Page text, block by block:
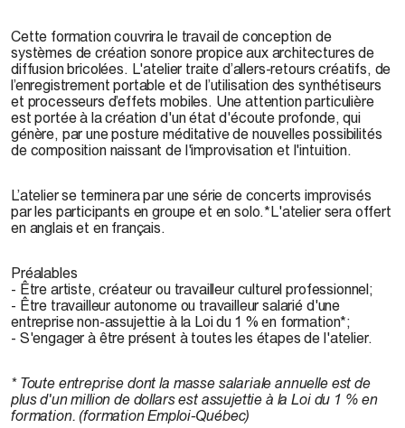
Cette formation couvrira le travail de conception de
systèmes de création sonore propice aux architectures de
diffusion bricolées. L'atelier traite d’allers-retours créatifs, de
l’enregistrement portable et de l’utilisation des synthétiseurs
et processeurs d’effets mobiles. Une attention particulière
est portée à la création d'un état d'écoute profonde, qui
génère, par une posture méditative de nouvelles possibilités
de composition naissant de l'improvisation et l'intuition.
L’atelier se terminera par une série de concerts improvisés
par les participants en groupe et en solo.*L'atelier sera offert
en anglais et en français.
Préalables
- Être artiste, créateur ou travailleur culturel professionnel;
- Être travailleur autonome ou travailleur salarié d'une
entreprise non-assujettie à la Loi du 1 % en formation*;
- S'engager à être présent à toutes les étapes de l'atelier.
* Toute entreprise dont la masse salariale annuelle est de
plus d'un million de dollars est assujettie à la Loi du 1 % en
formation. (formation Emploi-Québec)